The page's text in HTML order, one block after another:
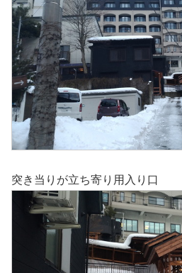
突き当りが立ち寄り用入り口